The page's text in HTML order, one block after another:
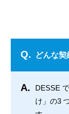
Q. どんな契
A.
DESSE
け」の3